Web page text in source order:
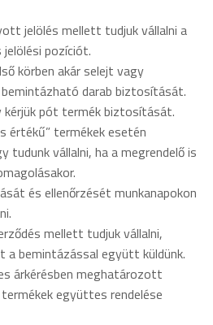
jelölés mellett tudjuk vállalni a
pozíciót.
körben akár selejt vagy
darab biztosítását.
pót termék biztosítását.
értékű” termékek esetén
tudunk vállalni, ha a megrendelő is
és ellenőrzését munkanapokon
mellett tudjuk vállalni,
bemintázással együtt küldünk.
árkérésben meghatározott
együttes rendelése